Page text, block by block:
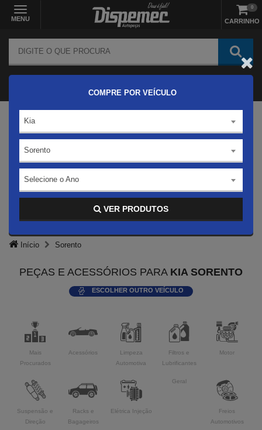
MENU CARRINHO
0
COMPRE POR VEÍCULO
Kia
Sorento
Selecione o Ano
VER PRODUTOS
Início Sorento
PEÇAS E ACESSÓRIOS PARA KIA SORENTO
ESCOLHER OUTRO VEÍCULO
Mais
Procurados
Acessórios
Limpeza
Automotiva
Filtros e
Lubrificantes
Motor
Suspensão e
Direção
Racks e
Bagageiros
Elétrica Injeção
Geral
Freios
Automotivos